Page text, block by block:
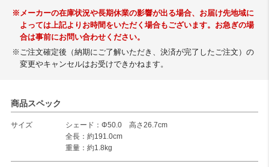
※メーカーの在庫状況や長期休業の影響が出る場合、お届け先地域に
よっては上記よりお時間をいただく場合もございます。お急ぎの場
合は事前にお問い合わせください。
※ご注文確定後（納期にご了解いただき、決済が完了したご注文）の
変更やキャンセルはお受けできかねます。
商品スペック
サイズ
シェード：Φ50.0 高さ26.7cm
全長：約191.0cm
重量：約1.8kg